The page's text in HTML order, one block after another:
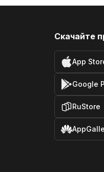
Скачайте
App
Google
RuStore